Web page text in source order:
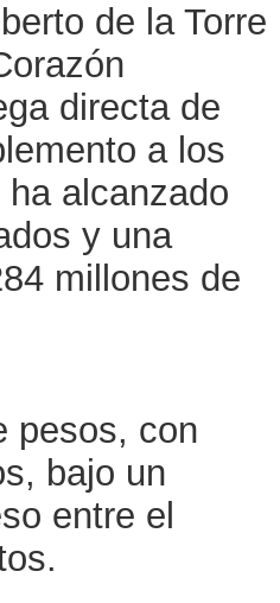
de la Torre
directa de
a los
alcanzado
y una
millones de
pesos, con
bajo un
entre el